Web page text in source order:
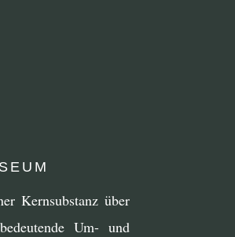
Kernsubstanz über
Um- und